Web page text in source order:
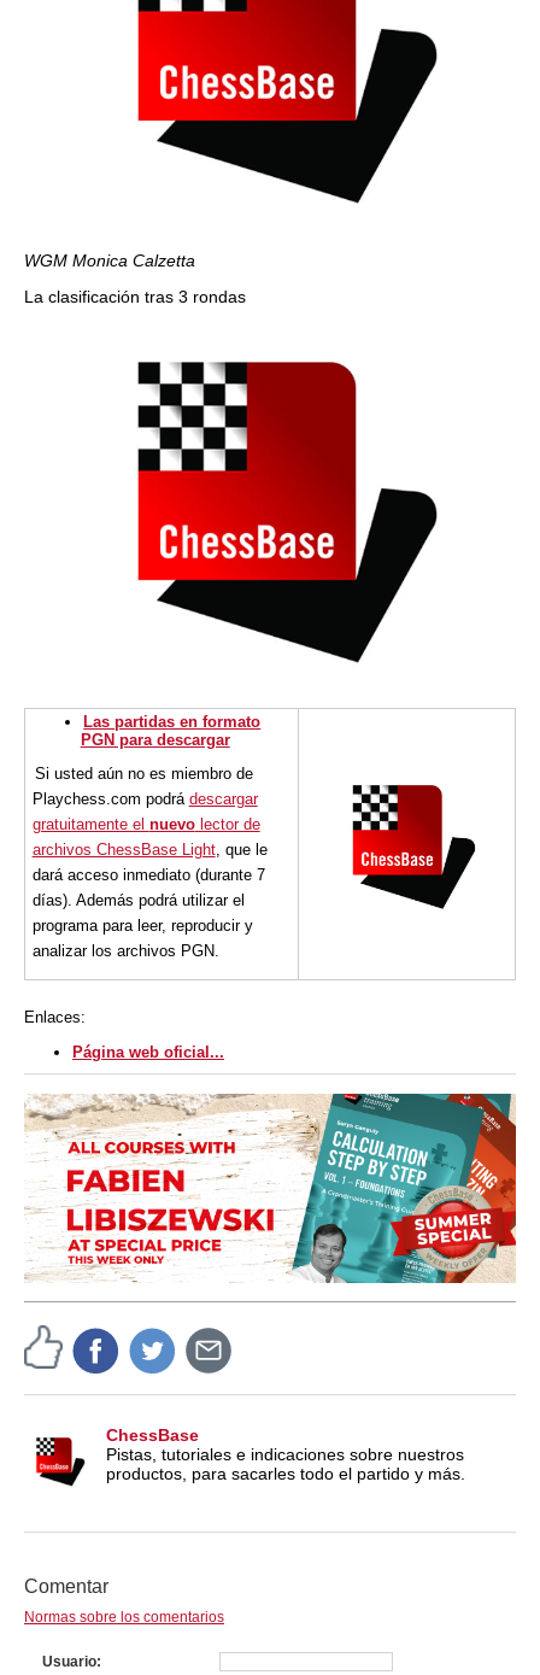
WGM Monica Calzetta
La clasificación tras 3 rondas
Las partidas en formato
PGN para descargar
Si usted aún no es miembro de
Playchess.com podrá descargar
gratuitamente el nuevolector de
archivos ChessBase Light, que le
dará acceso inmediato (durante 7
días). Además podrá utilizar el
programa para leer, reproducir y
analizar los archivos PGN.
Enlaces:
Página web oficial...
ChessBase
Pistas, tutoriales e indicaciones sobre nuestros
productos, para sacarles todo el partido y más.
Comentar
Normas sobre los comentarios
Usuario